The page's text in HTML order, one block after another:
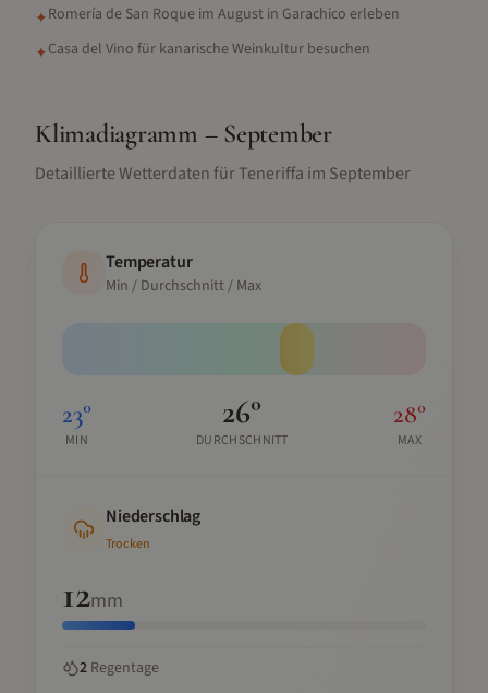
✦Romería de San Roque im August in Garachico erleben
✦Casa del Vino für kanarische Weinkultur besuchen
Klimadiagramm – September
Detaillierte Wetterdaten fürTeneriffa im September
Temperatur
Min / Durchschnitt / Max
23°
MIN
26°
DURCHSCHNITT
28°
MAX
Niederschlag
Trocken
12mm
2 Regentage